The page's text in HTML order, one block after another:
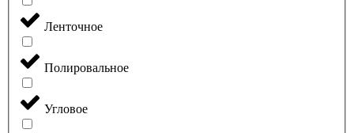
Ленточное
Полировальное
Угловое